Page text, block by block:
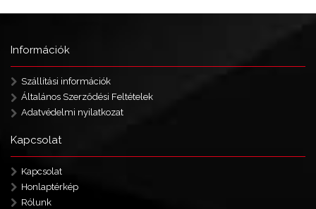
Információk
Szállítási információk
Általános Szerződési Feltételek
Adatvédelmi nyilatkozat
Kapcsolat
Kapcsolat
Honlaptérkép
Rólunk